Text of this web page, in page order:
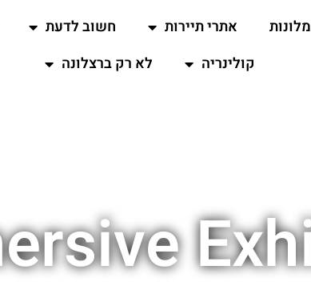
מלונות אתרי תיירות חשוב לדעת
קולינריה
לא רק ברצלונה